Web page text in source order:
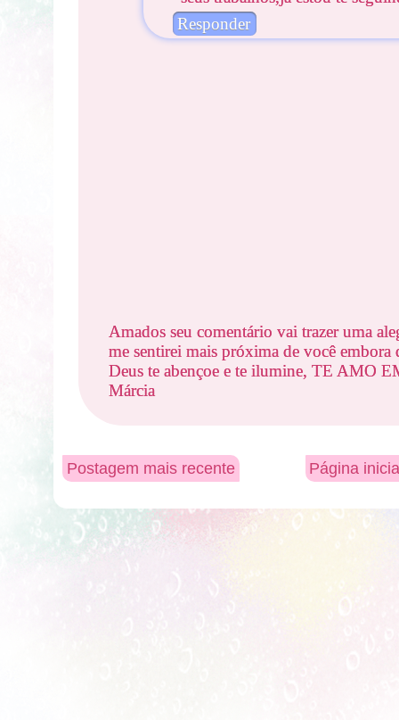
Responder
Amados seu comentário vai trazer uma
me sentirei mais próxima de você embora
Deus te abençoe e te ilumine, TE AMO
Márcia
Postagem mais recente Página